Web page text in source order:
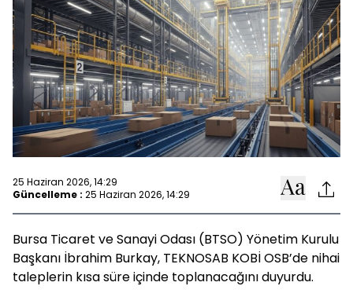
25 Haziran 2026, 14:29
Güncelleme : 25 Haziran 2026, 14:29
Bursa Ticaret ve Sanayi Odası (BTSO) Yönetim Kurulu
Başkanı İbrahim Burkay, TEKNOSAB KOBİ OSB’de nihai
taleplerin kısa süre içinde toplanacağını duyurdu.